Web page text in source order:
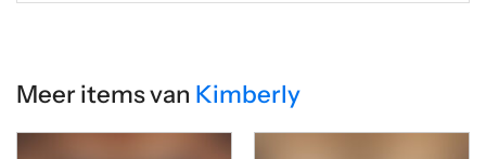
Meer items van Kimberly